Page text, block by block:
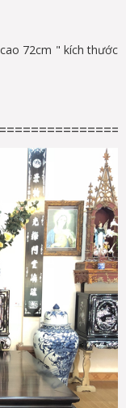
72cm " kích thước